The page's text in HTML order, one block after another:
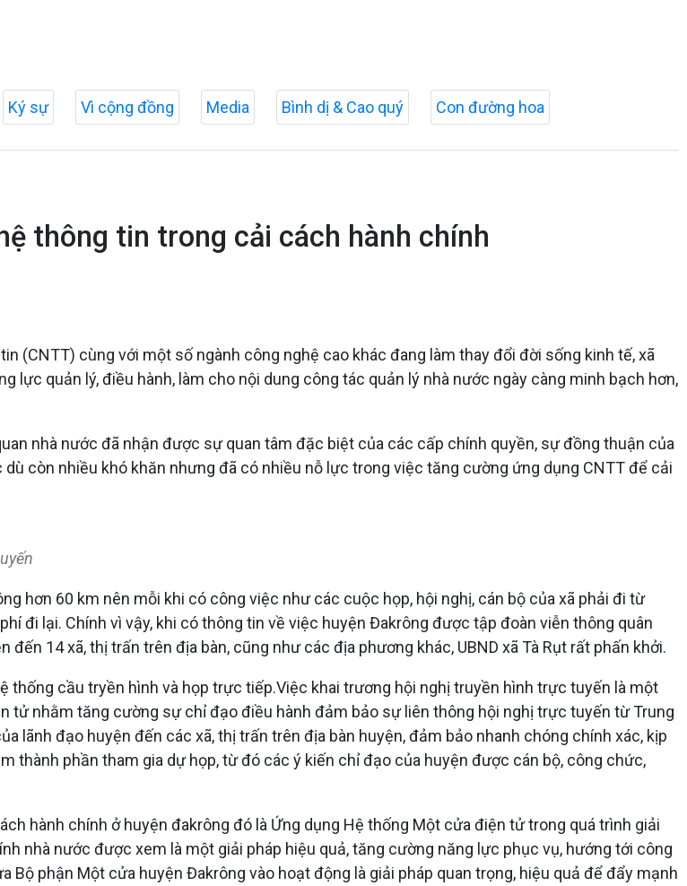
Ký sự Vì cộng đồng Media Bình dị & Cao quý Con đường hoa
thông tin trong cải cách hành chính
(CNTT) cùng với một số ngành công nghệ cao khác đang làm thay đổi đời sống kinh tế, xã
lực quản lý, điều hành, làm cho nội dung công tác quản lý nhà nước ngày càng minh bạch hơn,
nhà nước đã nhận được sự quan tâm đặc biệt của các cấp chính quyền, sự đồng thuận của
còn nhiều khó khăn nhưng đã có nhiều nỗ lực trong việc tăng cường ứng dụng CNTT để cải
hơn 60 km nên mỗi khi có công việc như các cuộc họp, hội nghị, cán bộ của xã phải đi từ
đi lại. Chính vì vậy, khi có thông tin về việc huyện Đakrông được tập đoàn viễn thông quân
14 xã, thị trấn trên địa bàn, cũng như các địa phương khác, UBND xã Tà Rụt rất phấn khởi.
thống cầu tryền hình và họp trực tiếp.Việc khai trương hội nghị truyền hình trực tuyến là một
tử nhằm tăng cường sự chỉ đạo điều hành đảm bảo sự liên thông hội nghị trực tuyến từ Trung
lãnh đạo huyện đến các xã, thị trấn trên địa bàn huyện, đảm bảo nhanh chóng chính xác, kịp
thành phần tham gia dự họp, từ đó các ý kiến chỉ đạo của huyện được cán bộ, công chức,
hành chính ở huyện đakrông đó là Ứng dụng Hệ thống Một cửa điện tử trong quá trình giải
nhà nước được xem là một giải pháp hiệu quả, tăng cường năng lực phục vụ, hướng tới công
Bộ phận Một cửa huyện Đakrông vào hoạt động là giải pháp quan trọng, hiệu quả để đẩy mạnh